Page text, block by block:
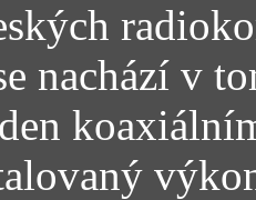
nachází v